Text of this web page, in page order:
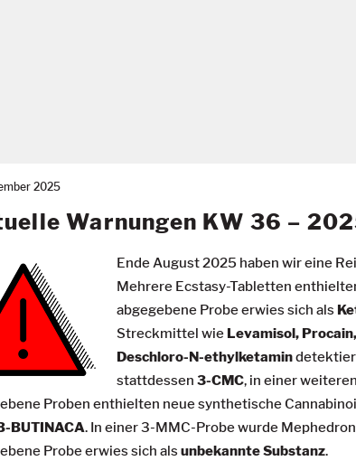
2025
Warnungen KW 36 –
Ende August 2025 haben wir eine
Mehrere Ecstasy-Tabletten
abgegebene Probe erwies sich als
Streckmittel wie Levamisol,
Deschloro-N-ethylketamin
stattdessen3-CMC, in einer
Proben enthielten neue synthetische
BUTINACA. In einer 3-MMC-Probe wurde
Probe erwies sich alsunbekannte Substanz.